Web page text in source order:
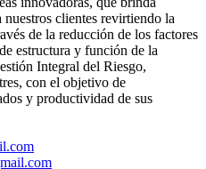
nuestros clientes revirtiendo la
de la reducción de los factores
estructura y función de la
Integral del Riesgo,
con el objetivo de
y productividad de sus